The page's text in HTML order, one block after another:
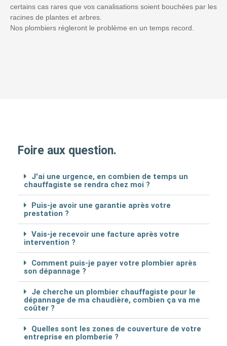
certains cas rares que vos canalisations soient bouchées par les
racines de plantes et arbres.
Nos plombiers régleront le problème en un temps record.
Foire aux question.
J'ai une urgence, en combien de temps un
chauffagiste se rendra chez moi ?
Puis-je avoir une garantie après votre
prestation ?
Vais-je recevoir une facture après votre
intervention ?
Comment puis-je payer votre plombier après
son dépannage ?
Je cherche un plombier chauffagiste pour le
dépannage de ma chaudière, combien ça va me
coûter ?
Quelles sont les zones de couverture de votre
entreprise en plomberie ?